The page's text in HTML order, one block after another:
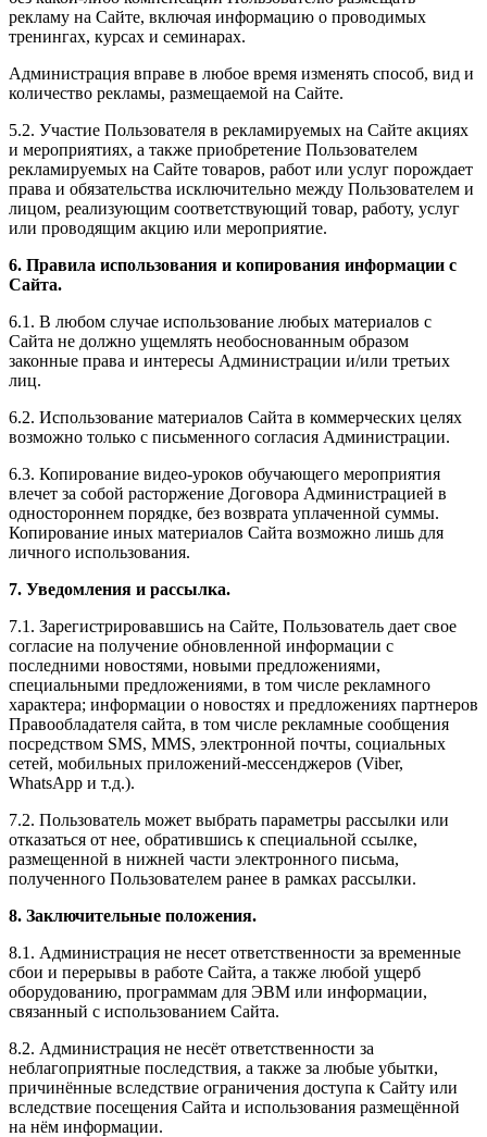
рекламу на Сайте, включая информацию о проводимых
тренингах, курсах и семинарах.
Администрация вправе в любое время изменять способ, вид и
количество рекламы, размещаемой на Сайте.
5.2. Участие Пользователя в рекламируемых на Сайте акциях
и мероприятиях, а также приобретение Пользователем
рекламируемых на Сайте товаров, работ или услуг порождает
права и обязательства исключительно между Пользователем и
лицом, реализующим соответствующий товар, работу, услуг
или проводящим акцию или мероприятие.
6. Правила использования и копирования информации с
Сайта.
6.1. В любом случае использование любых материалов с
Сайта не должно ущемлять необоснованным образом
законные права и интересы Администрации и/или третьих
лиц.
6.2. Использование материалов Сайта в коммерческих целях
возможно только с письменного согласия Администрации.
6.3. Копирование видео-уроков обучающего мероприятия
влечет за собой расторжение Договора Администрацией в
одностороннем порядке, без возврата уплаченной суммы.
Копирование иных материалов Сайта возможно лишь для
личного использования.
7. Уведомления и рассылка.
7.1. Зарегистрировавшись на Сайте, Пользователь дает свое
согласие на получение обновленной информации с
последними новостями, новыми предложениями,
специальными предложениями, в том числе рекламного
характера; информации о новостях и предложениях партнеров
Правообладателя сайта, в том числе рекламные сообщения
посредством SMS, MMS, электронной почты, социальных
сетей, мобильных приложений-мессенджеров (Viber,
WhatsApp и т.д.).
7.2. Пользователь может выбрать параметры рассылки или
отказаться от нее, обратившись к специальной ссылке,
размещенной в нижней части электронного письма,
полученного Пользователем ранее в рамках рассылки.
8. Заключительные положения.
8.1. Администрация не несет ответственности за временные
сбои и перерывы в работе Сайта, а также любой ущерб
оборудованию, программам для ЭВМ или информации,
связанный с использованием Сайта.
8.2. Администрация не несёт ответственности за
неблагоприятные последствия, а также за любые убытки,
причинённые вследствие ограничения доступа к Сайту или
вследствие посещения Сайта и использования размещённой
на нём информации.